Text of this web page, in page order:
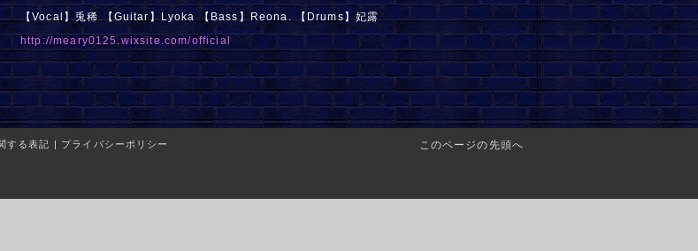
【Vocal】兎稀 【Guitar】Lyoka 【Bass】Reona. 【Drums】妃露
http://meary0125.wixsite.com/official
このページの先頭へ
する表記 | プライバシーポリシー